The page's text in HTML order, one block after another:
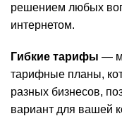
решением любых
интернетом.
Гибкие тарифы —
тарифные планы,
разных бизнесов,
вариант для вашей